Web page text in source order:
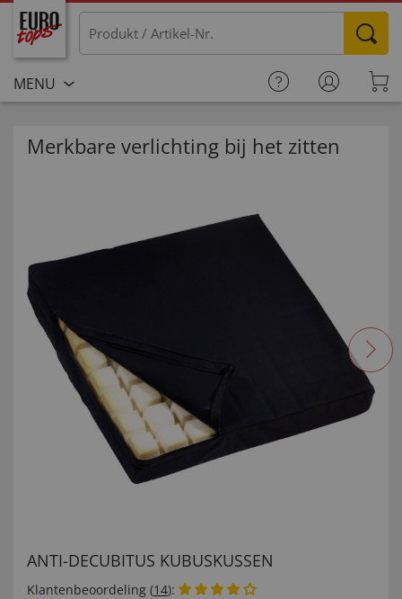
MENU
Merkbare verlichting bij het zitten
ANTI-DECUBITUS KUBUSKUSSEN
Klantenbeoordeling (14):